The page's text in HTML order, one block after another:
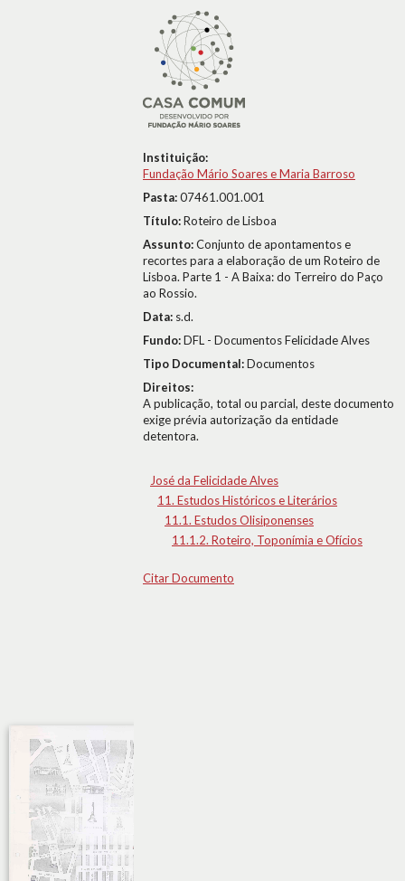
Instituição:
Fundação Mário Soares e Maria Barroso
Pasta:07461.001.001
Título:Roteiro de Lisboa
Assunto:Conjunto de apontamentos e
recortes para a elaboração de um Roteiro de
Lisboa. Parte 1 - A Baixa: do Terreiro do Paço
ao Rossio.
Data: s.d.
Fundo:DFL - Documentos Felicidade Alves
Tipo Documental:Documentos
Direitos:
A publicação, total ou parcial, deste documento
exige prévia autorização da entidade
detentora.
José da Felicidade Alves
11. Estudos Históricos e Literários
11.1. Estudos Olisiponenses
11.1.2. Roteiro, Toponímia e Ofícios
Citar Documento